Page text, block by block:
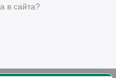
в сайта?